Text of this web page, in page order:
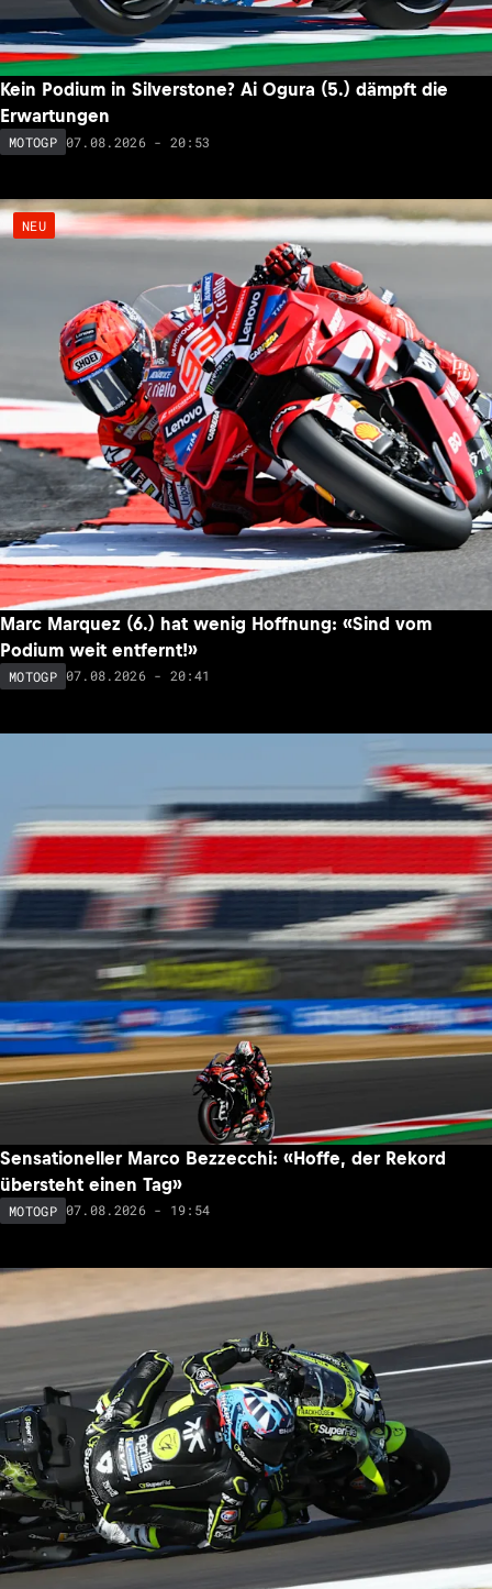
Kein Podium in Silverstone? Ai Ogura (5.) dämpft die
Erwartungen
MOTOGP 07.08.2026 - 20:53
NEU
Marc Marquez (6.) hat wenig Hoffnung: «Sind vom
Podium weit entfernt!»
MOTOGP 07.08.2026 - 20:41
Sensationeller Marco Bezzecchi: «Hoffe, der Rekord
übersteht einen Tag»
MOTOGP 07.08.2026 - 19:54